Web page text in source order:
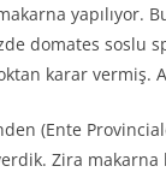
yapılıyor.
domates soslu
karar vermiş.
(Ente
Zira